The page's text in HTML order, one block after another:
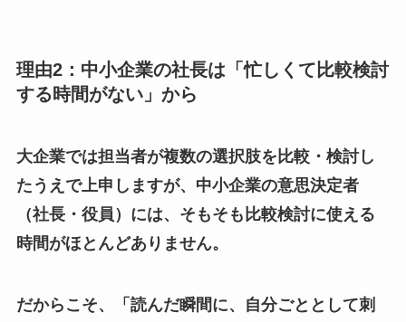
理由2：中小企業の社長は「忙しくて比較検討
する時間がない」から
大企業では担当者が複数の選択肢を比較・検討し
たうえで上申しますが、中小企業の意思決定者
（社長・役員）には、そもそも比較検討に使える
時間がほとんどありません。
だからこそ、「読んだ瞬間に、自分ごととして刺